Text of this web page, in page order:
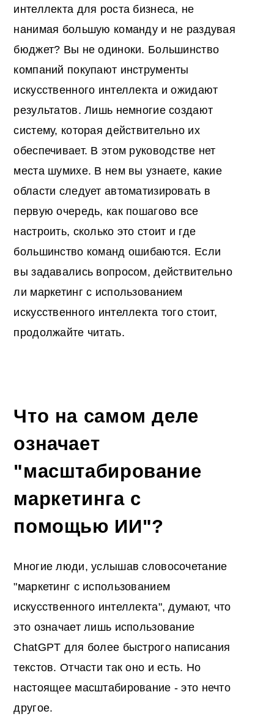
интеллекта для роста бизнеса, не
нанимая большую команду и не раздувая
бюджет? Вы не одиноки. Большинство
компаний покупают инструменты
искусственного интеллекта и ожидают
результатов. Лишь немногие создают
систему, которая действительно их
обеспечивает. В этом руководстве нет
места шумихе. В нем вы узнаете, какие
области следует автоматизировать в
первую очередь, как пошагово все
настроить, сколько это стоит и где
большинство команд ошибаются. Если
вы задавались вопросом, действительно
ли маркетинг с использованием
искусственного интеллекта того стоит,
продолжайте читать.
Что на самом деле
означает
"масштабирование
маркетинга с
помощью ИИ"?
Многие люди, услышав словосочетание
"маркетинг с использованием
искусственного интеллекта", думают, что
это означает лишь использование
ChatGPT для более быстрого написания
текстов. Отчасти так оно и есть. Но
настоящее масштабирование - это нечто
другое.